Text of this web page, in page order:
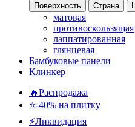
Поверхность
Страна
матовая
противоскользящая
лаппатированная
глянцевая
Бамбуковые панели
Клинкер
🔥Распродажа
⭐-40% на плитку
⚡️Ликвидация